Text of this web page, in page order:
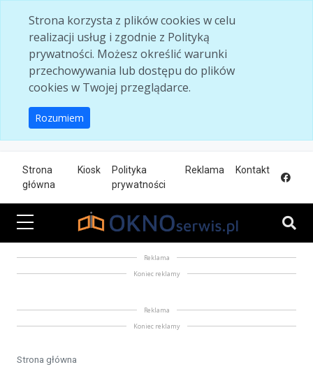
Strona korzysta z plików cookies w celu
realizacji usług i zgodnie z Polityką
prywatności. Możesz określić warunki
przechowywania lub dostępu do plików
cookies w Twojej przeglądarce.
Rozumiem
Strona
główna
Kiosk
Polityka
prywatności
Reklama Kontakt
Reklama
Koniec reklamy
Reklama
Koniec reklamy
Strona główna